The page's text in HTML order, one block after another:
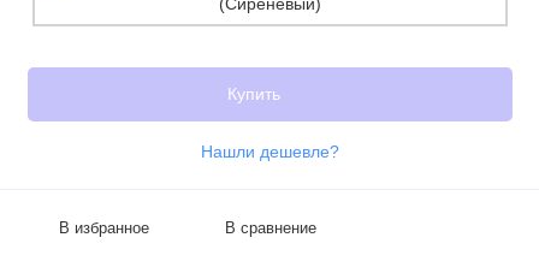
Купить
Нашли дешевле?
В избранное В сравнение